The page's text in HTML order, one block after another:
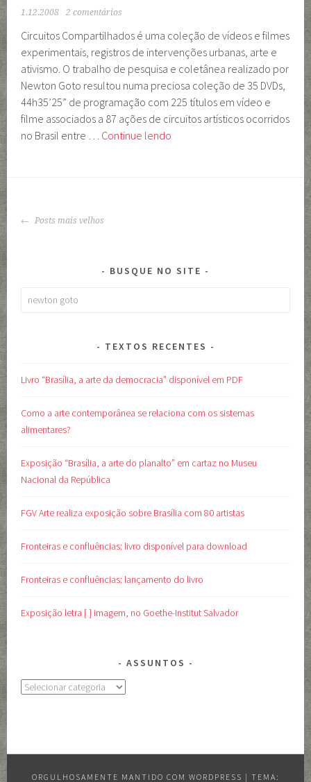
1.12.2008 2 comentários
Circuitos Compartilhados é uma coleção de vídeos e filmes
experimentais, registros de intervenções urbanas, arte e
ativismo. O trabalho de pesquisa e coletânea realizado por
Newton Goto resultou numa preciosa coleção de 35 DVDs,
44h35’25” de programação com 225 títulos em vídeo e
filme associados a 87 ações de circuitos artísticos ocorridos
no Brasil entre … Continue lendo
NAVEGAÇÃO
Posts mais velhos
BUSQUE NO SITE
Pesquisar
TEXTOS RECENTES
Livro “Brasília, a arte da democracia” disponível em PDF
Como a arte contemporânea se relaciona com os sistemas
alimentares?
Exposição “Brasília, a arte do planalto” em cartaz no Museu
Nacional da República
FGV Arte realiza exposição sobre Brasília com 80 artistas
Fronteiras e confluências: livro disponível para download
Fronteiras e confluências: lançamento do livro
Exposição letra [ ] imagem, no Goethe-Institut Salvador
ASSUNTOS
Assuntos
ORGULHOSAMENTE MANTIDO COM WORDPRESS | TEMA: